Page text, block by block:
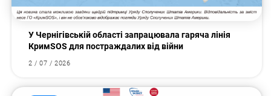
У Чернігівській області запрацювала гаряча лінія
КримSOS для постраждалих від війни
2 / 07 / 2026